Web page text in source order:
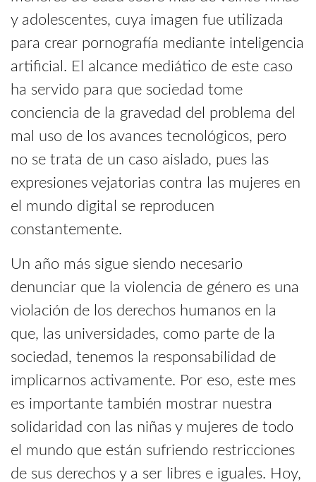
y adolescentes, cuya imagen fue utilizada
para crear pornografía mediante inteligencia
artificial. El alcance mediático de este caso
ha servido para que sociedad tome
conciencia de la gravedad del problema del
mal uso de los avances tecnológicos, pero
no se trata de un caso aislado, pues las
expresiones vejatorias contra las mujeres en
el mundo digital se reproducen
constantemente.
Un año más sigue siendo necesario
denunciar que la violencia de género es una
violación de los derechos humanos en la
que, las universidades, como parte de la
sociedad, tenemos la responsabilidad de
implicarnos activamente. Por eso, este mes
es importante también mostrar nuestra
solidaridad con las niñas y mujeres de todo
el mundo que están sufriendo restricciones
de sus derechos y a ser libres e iguales. Hoy,